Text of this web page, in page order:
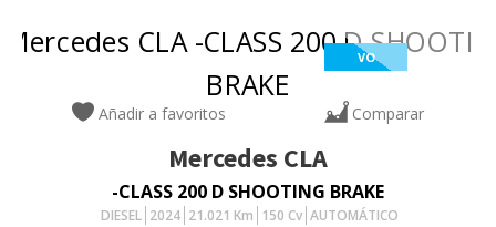
VO
Añadir a favoritos Comparar
Mercedes CLA
-CLASS 200 D SHOOTING BRAKE
DIESEL 2024 21.021 Km 150 Cv AUTOMÁTICO